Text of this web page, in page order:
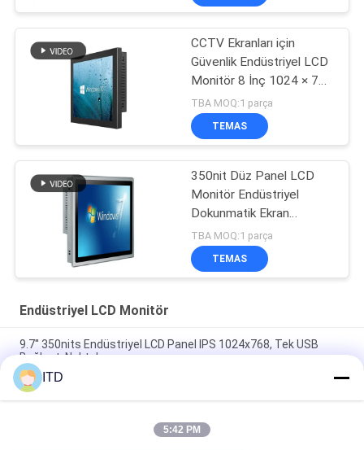
CCTV Ekranları için
Güvenlik Endüstriyel LCD
Monitör 8 İnç 1024 × 768
BNC Bağlantı Noktası
TBA MOQ:1 parça
TEMAS
350nit Düz Panel LCD
Monitör Endüstriyel
Dokunmatik Ekran
Robotik İçin 10 İnç
TBA MOQ:1 parça
TEMAS
Endüstriyel LCD Monitör
9.7'' 350nits Endüstriyel LCD Panel IPS 1024x768, Tek USB
Bağlantı Noktalı
DC12V Endüstriyel LCD Monitör XGA USB ile Güçlendirilmiş
Kapasitif Dokunmatik Ekran
oEM 75 '' Endüstriyel LCD Monitör Kasası VESA Montajı Çelik
ITD
5:42 PM